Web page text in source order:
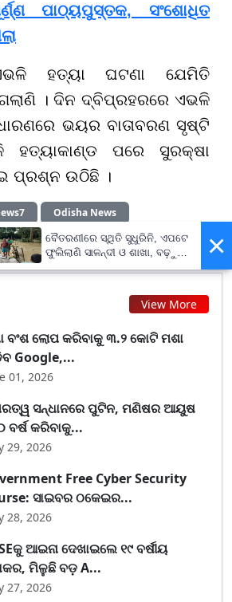
ପାଠ୍ୟପୁସ୍ତକ, ସଂଶୋଧିତ
ଏଭଳି ହତ୍ୟା ଘଟଣା ଯେମିତି
। ଦିନ ଦ୍ବିପ୍ରହରରେ ଏଭଳି
ଭୟର ବାତାବରଣ ସୃଷ୍ଟି
ପରେ ସୁରକ୍ଷା
ପ୍ରଶ୍ନ ଉଠିଛି ।
Odisha News
View More
ବଂଶ ଲୋପ କରିବାକୁ ୩.୨ କୋଟି ମଶା
Google,...
01, 2026
ସନ୍ଧାନରେ ପୁଟିନ, ମଣିଷର ଆୟୁଷ
ବର୍ଷ କରିବାକୁ...
29, 2026
Free Cyber Security
ସାଇବର ଠକେଇର...
28, 2026
ଆଇନା ଦେଖାଇଲେ ୧୯ ବର୍ଷୀୟ
ମିଳୁଛି ବଡ଼ A...
27, 2026
×
ବୈତରଣୀରେ ସ୍ଥିତି ସୁଧୁରିନି, ଏପଟେ
ଫୁଲିଲାଣି ସାଳନ୍ଦୀ ଓ ଶାଖା, ବଢ଼ୁଛି